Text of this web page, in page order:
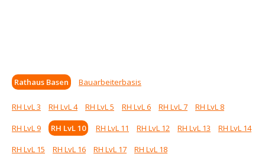
Rathaus Basen Bauarbeiterbasis
RH LvL 3 RH LvL 4 RH LvL 5 RH LvL 6 RH LvL 7
RH LvL 8
RH LvL 9
RH LvL 10 RH LvL 11 RH LvL 12 RH LvL 13
RH LvL 14
RH LvL 15
RH LvL 16 RH LvL 17 RH LvL 18